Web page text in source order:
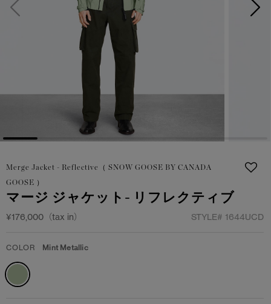
スノーグース
メイドインジャパンTシャツ
アウターウェア
アクセサリー
スノーグース
メイドインジャパンTシャツ
アウターウェア
アクセサリー
Merge Jacket - Reflective（ SNOW GOOSE BY CANADA
GOOSE ）
マージ ジャケット- リフレクティブ
¥176,000（tax in） STYLE# 1644UCD
COLOR Mint Metallic